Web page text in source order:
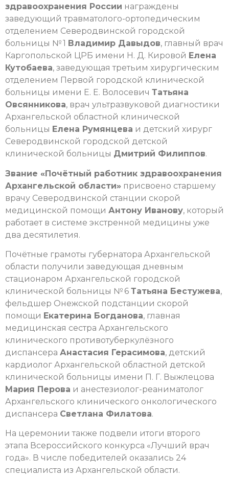
здравоохранения России награждены
заведующий травматолого-ортопедическим
отделением Северодвинской городской
больницы № 1 Владимир Давыдов, главный врач
Каргопольской ЦРБ имени Н. Д. Кировой Елена
Кутобаева, заведующая третьим хирургическим
отделением Первой городской клинической
больницы имени Е. Е. Волосевич Татьяна
Овсянникова, врач ультразвуковой диагностики
Архангельской областной клинической
больницы Елена Румянцева и детский хирург
Северодвинской городской детской
клинической больницы Дмитрий Филиппов.
Звание «Почётный работник здравоохранения
Архангельской области» присвоено старшему
врачу Северодвинской станции скорой
медицинской помощи Антону Иванову, который
работает в системе экстренной медицины уже
два десятилетия.
Почётные грамоты губернатора Архангельской
области получили заведующая дневным
стационаром Архангельской городской
клинической больницы № 6 Татьяна Бестужева,
фельдшер Онежской подстанции скорой
помощи Екатерина Богданова, главная
медицинская сестра Архангельского
клинического противотуберкулёзного
диспансера Анастасия Герасимова, детский
кардиолог Архангельской областной детской
клинической больницы имени П. Г. Выжлецова
Мария Перова и анестезиолог-реаниматолог
Архангельского клинического онкологического
диспансера Светлана Филатова.
На церемонии также подвели итоги второго
этапа Всероссийского конкурса «Лучший врач
года». В числе победителей оказались 24
специалиста из Архангельской области.